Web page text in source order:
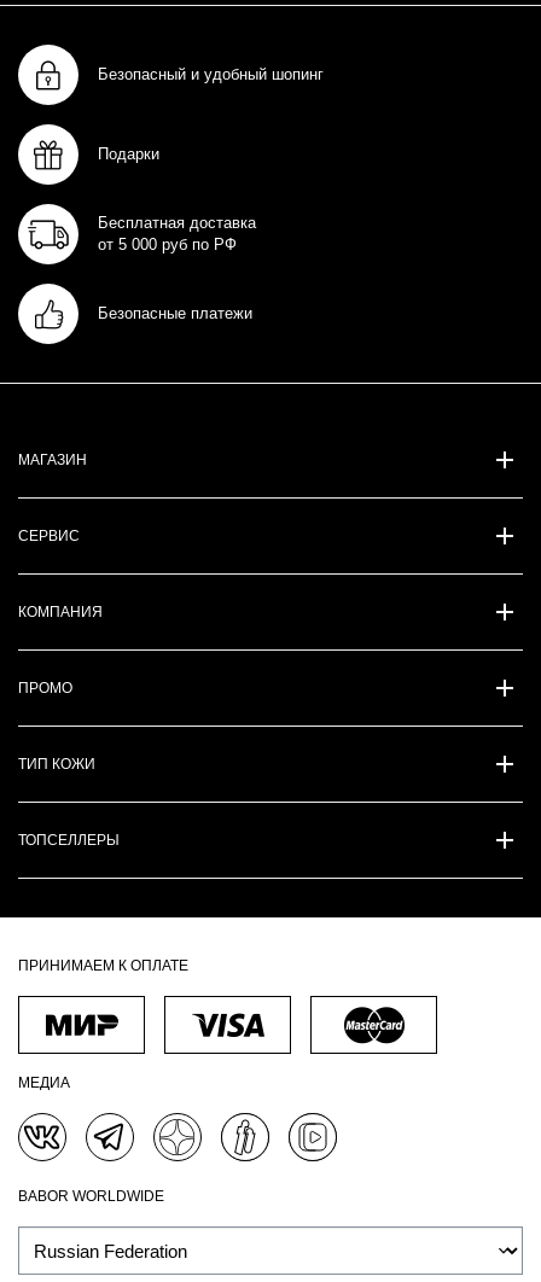
Безопасный и удобный шопинг
Подарки
Бесплатная доставка
от 5 000 руб по РФ
Безопасные платежи
МАГАЗИН
СЕРВИС
КОМПАНИЯ
ПРОМО
ТИП КОЖИ
ТОПСЕЛЛЕРЫ
ПРИНИМАЕМ К ОПЛАТЕ
МЕДИА
BABOR WORLDWIDE